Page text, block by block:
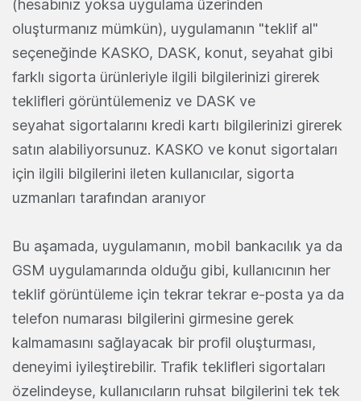
(hesabınız yoksa uygulama üzerinden
oluşturmanız mümkün), uygulamanın "teklif al"
seçeneğinde KASKO, DASK, konut, seyahat gibi
farklı sigorta ürünleriyle ilgili bilgilerinizi girerek
teklifleri görüntülemeniz ve DASK ve
seyahat sigortalarını kredi kartı bilgilerinizi girerek
satın alabiliyorsunuz. KASKO ve konut sigortaları
için ilgili bilgilerini ileten kullanıcılar, sigorta
uzmanları tarafından aranıyor
Bu aşamada, uygulamanın, mobil bankacılık ya da
GSM uygulamarında olduğu gibi, kullanıcının her
teklif görüntüleme için tekrar tekrar e-posta ya da
telefon numarası bilgilerini girmesine gerek
kalmamasını sağlayacak bir profil oluşturması,
deneyimi iyileştirebilir. Trafik teklifleri sigortaları
özelindeyse, kullanıcıların ruhsat bilgilerini tek tek